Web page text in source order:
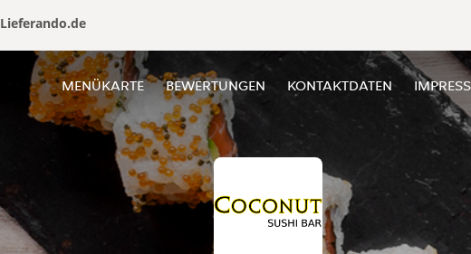
Lieferando.de
MENÜKARTE BEWERTUNGEN KONTAKTDATEN